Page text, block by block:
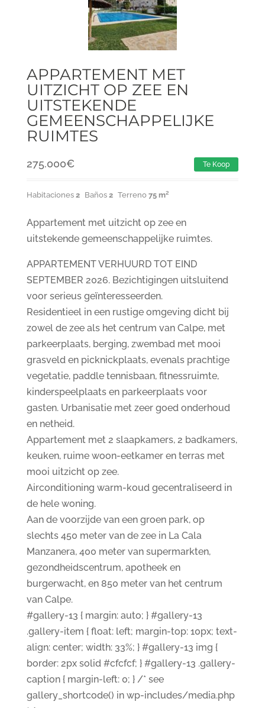
APPARTEMENT MET
UITZICHT OP ZEE EN
UITSTEKENDE
GEMEENSCHAPPELIJKE
RUIMTES
275.000€ Te Koop
Habitaciones 2 Baños 2 Terreno 75 m²
Appartement met uitzicht op zee en
uitstekende gemeenschappelijke ruimtes.
APPARTEMENT VERHUURD TOT EIND
SEPTEMBER 2026. Bezichtigingen uitsluitend
voor serieus geïnteresseerden.
Residentieel in een rustige omgeving dicht bij
zowel de zee als het centrum van Calpe, met
parkeerplaats, berging, zwembad met mooi
grasveld en picknickplaats, evenals prachtige
vegetatie, paddle tennisbaan, fitnessruimte,
kinderspeelplaats en parkeerplaats voor
gasten. Urbanisatie met zeer goed onderhoud
en netheid.
Appartement met 2 slaapkamers, 2 badkamers,
keuken, ruime woon-eetkamer en terras met
mooi uitzicht op zee.
Airconditioning warm-koud gecentraliseerd in
de hele woning.
Aan de voorzijde van een groen park, op
slechts 450 meter van de zee in La Cala
Manzanera, 400 meter van supermarkten,
gezondheidscentrum, apotheek en
burgerwacht, en 850 meter van het centrum
van Calpe.
#gallery-13 { margin: auto; } #gallery-13
.gallery-item { float: left; margin-top: 10px; text-
align: center; width: 33%; } #gallery-13 img {
border: 2px solid #cfcfcf; } #gallery-13 .gallery-
caption { margin-left: 0; } /* see
gallery_shortcode() in wp-includes/media.php